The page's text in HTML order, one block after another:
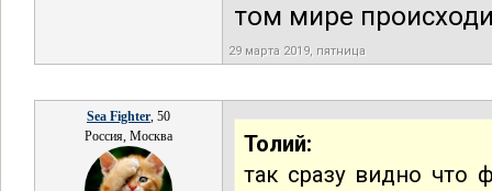
том мире
29 марта 2019, пятница
Sea Fighter, 50
Россия, Москва
Толий:
так сразу видно что